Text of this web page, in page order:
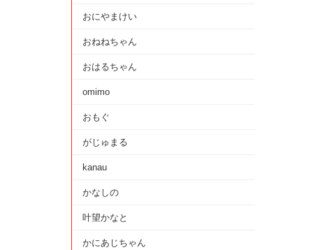
おにやまけい
おねねちゃん
おはるちゃん
omimo
おもぐ
がじゅまる
kanau
かなしの
叶望かなと
かにあじちゃん